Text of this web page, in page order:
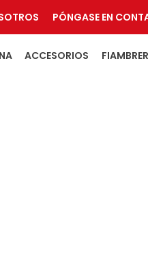
PÓNGASE EN
ACCESORIOS